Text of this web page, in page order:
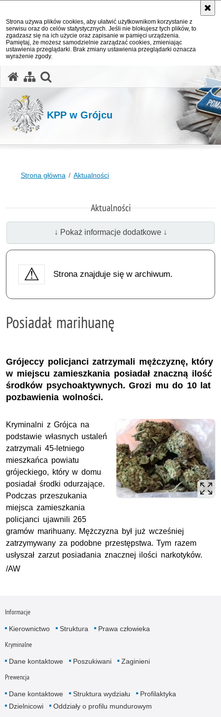
Strona używa plików cookies, aby ułatwić użytkownikom korzystanie z
serwisu oraz do celów statystycznych. Jeśli nie blokujesz tych plików, to
zgadzasz się na ich użycie oraz zapisanie w pamięci urządzenia.
Pamiętaj, że możesz samodzielnie zarządzać cookies, zmieniając
ustawienia przeglądarki. Brak zmiany ustawienia przeglądarki oznacza
wyrażenie zgody.
KPP w Grójcu
Strona główna Aktualności
Aktualności
↓ Pokaż informacje dodatkowe ↓
Strona znajduje się w archiwum.
Posiadał marihuanę
Grójeccy policjanci zatrzymali mężczyznę, który
w miejscu zamieszkania posiadał znaczną ilość
środków psychoaktywnych. Grozi mu do 10 lat
pozbawienia wolności.
Kryminalni z Grójca na
podstawie własnych ustaleń
zatrzymali 45-letniego
mieszkańca powiatu
grójeckiego, który w domu
posiadał środki odurzające.
Podczas przeszukania
miejsca zamieszkania
policjanci ujawnili 265
gramów marihuany. Mężczyzna był już wcześniej
zatrzymywany za podobne przestępstwa. Tym razem
usłyszał zarzut posiadania znacznej ilości narkotyków.
/AW
Informacje
Kierownictwo Struktura Prawa człowieka
Kryminalne
Dane kontaktowe Poszukiwani Zaginieni
Prewencja
Dane kontaktowe Struktura wydziału
Profilaktyka
Dzielnicowi
Oddziały o profilu mundurowym